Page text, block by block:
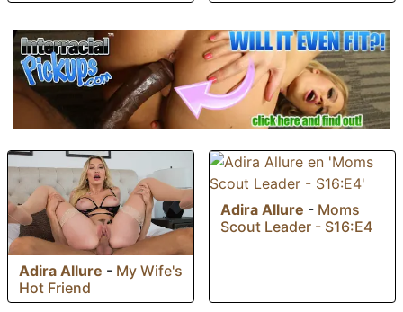
Adira Allure - My Wife's
Hot Friend
Adira Allure - Moms
Scout Leader - S16:E4